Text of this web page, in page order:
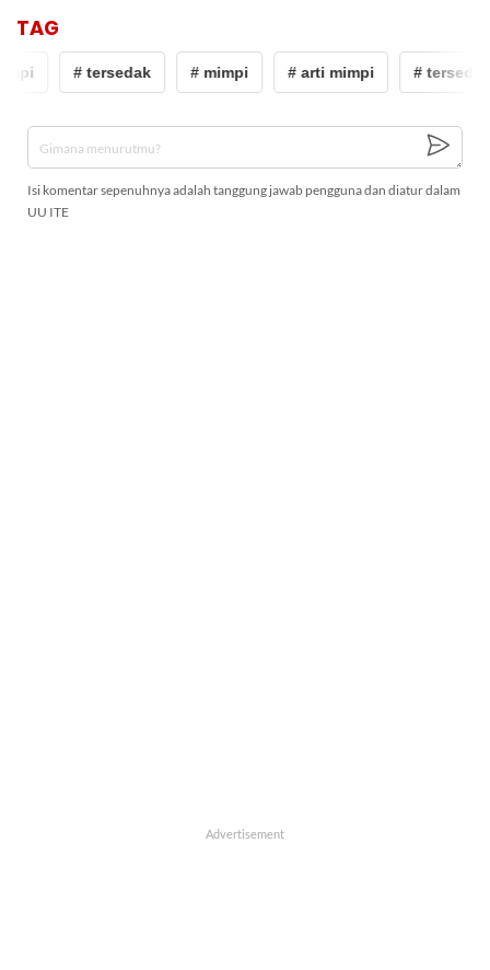
TAG
# tersedak # mimpi # arti mimpi # tersedak
Isi komentar sepenuhnya adalah tanggung jawab pengguna dan diatur dalam
UU ITE